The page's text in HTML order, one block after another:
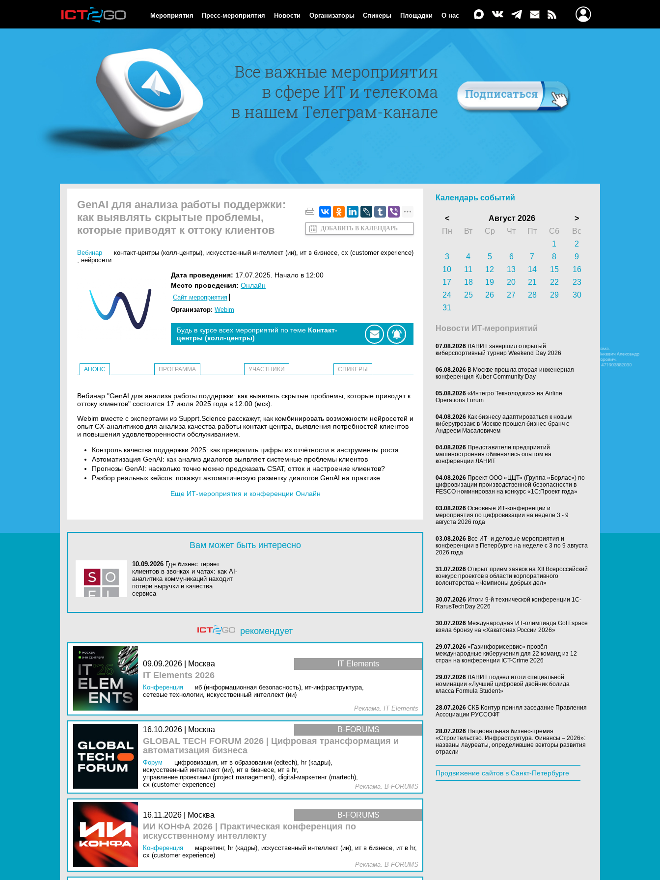
Мероприятия Пресс-мероприятия Новости Организаторы Спикеры Площадки О нас
GenAI для анализа работы поддержки:
как выявлять скрытые проблемы,
которые приводят к оттоку клиентов
ДОБАВИТЬ В КАЛЕНДАРЬ
Вебинар контакт-центры (колл-центры), искусственный интеллект (ии), ит в бизнесе, cx (customer experience)
, нейросети
Дата проведения: 17.07.2025. Начало в 12:00
Место проведения: Онлайн
Сайт мероприятия
Организатор: Webim
Будь в курсе всех мероприятий по теме Контакт-
центры (колл-центры)
АНОНС ПРОГРАММА УЧАСТНИКИ СПИКЕРЫ
Вебинар "GenAI для анализа работы поддержки: как выявлять скрытые проблемы, которые приводят к
оттоку клиентов" состоится 17 июля 2025 года в 12:00 (мск).
Webim вместе с экспертами из Supprt.Science расскажут, как комбинировать возможности нейросетей и
опыт CX-аналитиков для анализа качества работы контакт-центра, выявления потребностей клиентов
и повышения удовлетворенности обслуживанием.
Контроль качества поддержки 2025: как превратить цифры из отчётности в инструменты роста
Автоматизация GenAI: как анализ диалогов выявляет системные проблемы клиентов
Прогнозы GenAI: насколько точно можно предсказать CSAT, отток и настроение клиентов?
Разбор реальных кейсов: покажут автоматическую разметку диалогов GenAI на практике
Еще ИТ-мероприятия и конференции Онлайн
Вам может быть интересно
10.09.2026 Где бизнес теряет
клиентов в звонках и чатах: как AI-
аналитика коммуникаций находит
потери выручки и качества
сервиса
рекомендует
IT Elements
09.09.2026 | Москва
IT Elements 2026
Конференция иб (информационная безопасность), ит-инфраструктура,
сетевые технологии, искусственный интеллект (ии)
Реклама. IT Elements
B-FORUMS
16.10.2026 | Москва
GLOBAL TECH FORUM 2026 | Цифровая трансформация и
автоматизация бизнеса
Форум цифровизация, ит в образовании (edtech), hr (кадры),
искусственный интеллект (ии), ит в бизнесе, ит в hr,
управление проектами (project management), digital-маркетинг (martech),
cx (customer experience)
Реклама. B-FORUMS
B-FORUMS
16.11.2026 | Москва
ИИ КОНФА 2026 | Практическая конференция по
искусственному интеллекту
Конференция маркетинг, hr (кадры), искусственный интеллект (ии), ит в бизнесе, ит в hr,
cx (customer experience)
Реклама. B-FORUMS
Календарь событий
< Август 2026
>
Пн
Вт Ср Чт Пт Сб
Вс
1
2
3
4 5 6 7 8
9
10
11 12 13 14 15
16
17
18 19 20 21 22
23
24
25 26 27 28 29
30
31
Новости ИТ-мероприятий
07.08.2026 ЛАНИТ завершил открытый
киберспортивный турнир Weekend Day 2026
06.08.2026 В Москве прошла вторая инженерная
конференция Kuber Community Day
05.08.2026 «Интегро Текнолоджиз» на Airline
Operations Forum
04.08.2026 Как бизнесу адаптироваться к новым
киберугрозам: в Москве прошел бизнес-бранч с
Андреем Масаловичем
04.08.2026 Представители предприятий
машиностроения обменялись опытом на
конференции ЛАНИТ
04.08.2026 Проект ООО «ЦЦТ» (Группа «Борлас») по
цифровизации производственной безопасности в
FESCO номинирован на конкурс «1С:Проект года»
03.08.2026 Основные ИТ-конференции и
мероприятия по цифровизации на неделе 3 - 9
августа 2026 года
03.08.2026 Все ИТ- и деловые мероприятия и
конференции в Петербурге на неделе с 3 по 9 августа
2026 года
31.07.2026 Открыт прием заявок на XII Всероссийский
конкурс проектов в области корпоративного
волонтерства «Чемпионы добрых дел»
30.07.2026 Итоги 9-й технической конференции 1C-
RarusTechDay 2026
30.07.2026 Международная ИТ-олимпиада GoIT.space
взяла бронзу на «Хакатонах России 2026»
29.07.2026 «Газинформсервис» провёл
международные киберучения для 22 команд из 12
стран на конференции ICT-Crime 2026
29.07.2026 ЛАНИТ подвел итоги специальной
номинации «Лучший цифровой двойник болида
класса Formula Student»
28.07.2026 СКБ Контур принял заседание Правления
Ассоциации РУССОФТ
28.07.2026 Национальная бизнес-премия
«Строительство. Инфраструктура. Финансы – 2026»:
названы лауреаты, определившие векторы развития
отрасли
Продвижение сайтов в Санкт-Петербурге